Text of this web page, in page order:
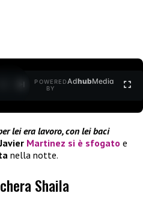
POWERED
BY
AdhubMedia
lei era lavoro, con lei baci
Javier Martinez si è sfogato e
nella notte.
Shaila